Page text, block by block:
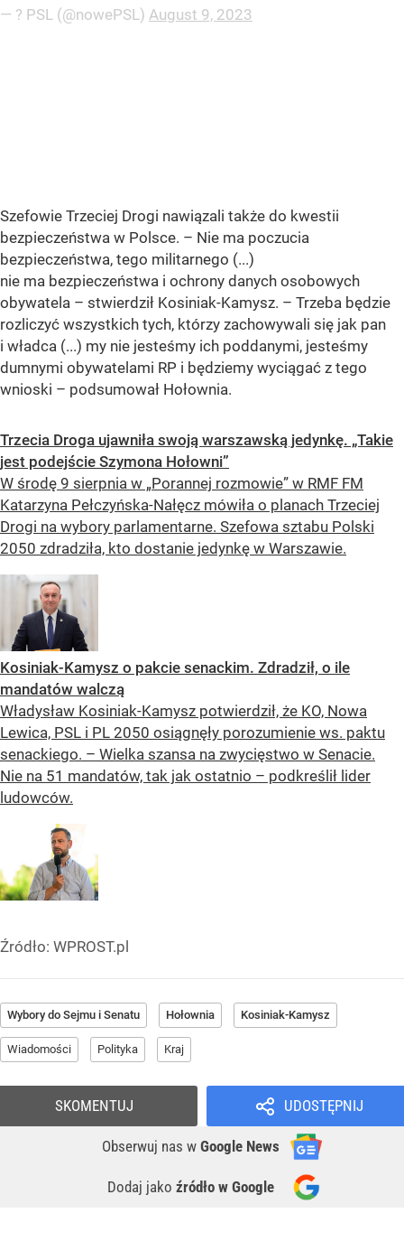
— ? PSL (@nowePSL) August 9, 2023
Szefowie Trzeciej Drogi nawiązali także do kwestii
bezpieczeństwa w Polsce. – Nie ma poczucia
bezpieczeństwa, tego militarnego (...)
nie ma bezpieczeństwa i ochrony danych osobowych
obywatela – stwierdził Kosiniak-Kamysz. – Trzeba będzie
rozliczyć wszystkich tych, którzy zachowywali się jak pan
i władca (...) my nie jesteśmy ich poddanymi, jesteśmy
dumnymi obywatelami RP i będziemy wyciągać z tego
wnioski – podsumował Hołownia.
Trzecia Droga ujawniła swoją warszawską jedynkę. „Takie
jest podejście Szymona Hołowni”
W środę 9 sierpnia w „Porannej rozmowie” w RMF FM
Katarzyna Pełczyńska-Nałęcz mówiła o planach Trzeciej
Drogi na wybory parlamentarne. Szefowa sztabu Polski
2050 zdradziła, kto dostanie jedynkę w Warszawie.
Kosiniak-Kamysz o pakcie senackim. Zdradził, o ile
mandatów walczą
Władysław Kosiniak-Kamysz potwierdził, że KO, Nowa
Lewica, PSL i PL 2050 osiągnęły porozumienie ws. paktu
senackiego. – Wielka szansa na zwycięstwo w Senacie.
Nie na 51 mandatów, tak jak ostatnio – podkreślił lider
ludowców.
Źródło: WPROST.pl
Wybory do Sejmu i Senatu Hołownia Kosiniak-Kamysz
Wiadomości Polityka Kraj
UDOSTĘPNIJ
Obserwuj nas w Google News
Dodaj jako źródło w Google
SKOMENTUJ